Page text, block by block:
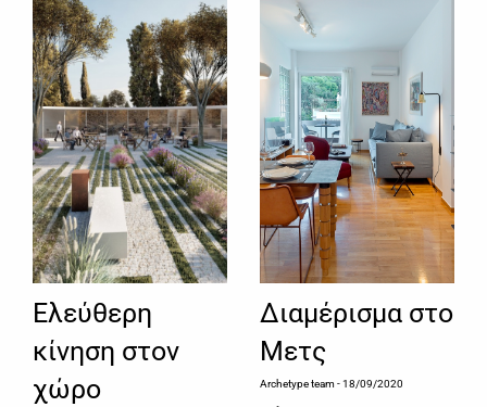
Ελεύθερη
κίνηση στον
χώρο
Διαμέρισμα στο
Μετς
Archetype team- 18/09/2020